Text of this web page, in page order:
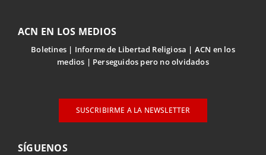
ACN EN LOS MEDIOS
Boletines Informe de Libertad Religiosa
ACN en los
medios
Perseguidos pero no olvidados
SUSCRIBIRME A LA NEWSLETTER
SÍGUENOS